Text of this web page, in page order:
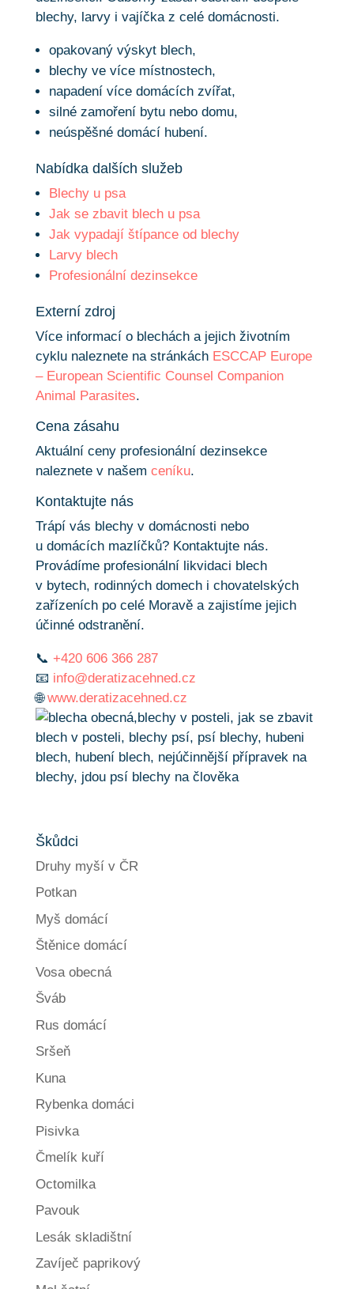
blechy, larvy i vajíčka z celé domácnosti.
opakovaný výskyt blech,
blechy ve více místnostech,
napadení více domácích zvířat,
silné zamoření bytu nebo domu,
neúspěšné domácí hubení.
Nabídka dalších služeb
Blechy u psa
Jak se zbavit blech u psa
Jak vypadají štípance od blechy
Larvy blech
Profesionální dezinsekce
Externí zdroj
Více informací o blechách a jejich životním
cyklu naleznete na stránkách ESCCAP Europe
– European Scientific Counsel Companion
Animal Parasites.
Cena zásahu
Aktuální ceny profesionální dezinsekce
naleznete v našem ceníku.
Kontaktujte nás
Trápí vás blechy v domácnosti nebo
u domácích mazlíčků? Kontaktujte nás.
Provádíme profesionální likvidaci blech
v bytech, rodinných domech i chovatelských
zařízeních po celé Moravě a zajistíme jejich
účinné odstranění.
📞 +420 606 366 287
📧 info@deratizacehned.cz
🌐www.deratizacehned.cz
Škůdci
Druhy myší v ČR
Potkan
Myš domácí
Štěnice domácí
Vosa obecná
Šváb
Rus domácí
Sršeň
Kuna
Rybenka domáci
Pisivka
Čmelík kuří
Octomilka
Pavouk
Lesák skladištní
Zavíječ paprikový